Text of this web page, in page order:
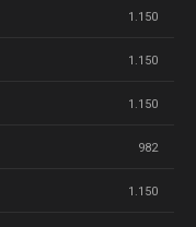
1.150
1.150
1.150
982
1.150